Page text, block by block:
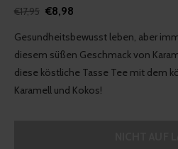
€17,95 €8,98
Gesundheitsbewusst leben, aber
diesem süßen Geschmack von
diese köstliche Tasse Tee mit dem
Karamell und Kokos!